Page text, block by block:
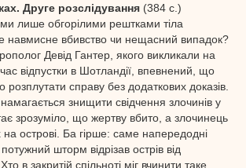
Друге розслідування (384 с.)
лише обгорілими рештками тіла
навмисне вбивство чи нещасний випадок?
Девід Гантер, якого викликали на
відпустки в Шотландії, впевнений, що
розплутати справу без додаткових доказів.
знищити свідчення злочинів у
зрозуміло, що жертву вбито, а злочинець
на острові. Ба гірше: саме напередодні
шторм відрізав острів від
в закритій спільноті міг вчинити таке